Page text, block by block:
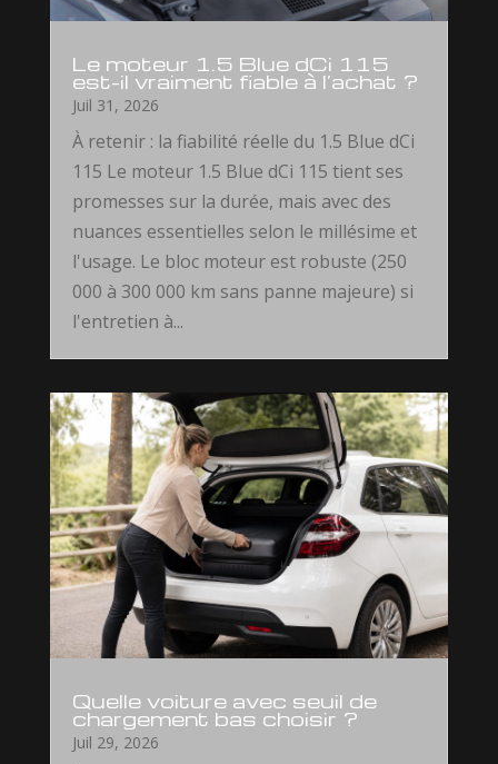
Le moteur 1.5 Blue dCi 115
est-il vraiment fiable à l’achat ?
Juil 31, 2026
À retenir : la fiabilité réelle du 1.5 Blue dCi
115 Le moteur 1.5 Blue dCi 115 tient ses
promesses sur la durée, mais avec des
nuances essentielles selon le millésime et
l'usage. Le bloc moteur est robuste (250
000 à 300 000 km sans panne majeure) si
l'entretien à...
Quelle voiture avec seuil de
chargement bas choisir ?
Juil 29, 2026